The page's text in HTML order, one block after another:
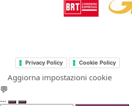
Privacy Policy Cookie Policy
Aggiorna impostazioni cookie
💬
...